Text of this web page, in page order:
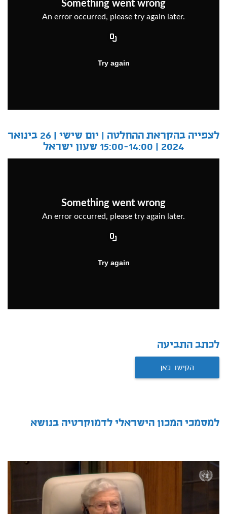
לצפייה בהקראת ההחלטה |
יום שישי | 26 בינואר
2024 | 15:00-14:00 שעון ישראל
לכתב התביעה
הקישו כאן
למסמכי המכון הישראלי לדמוקרטיה בנושא